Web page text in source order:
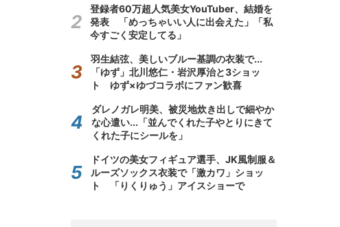
登録者60万超人気美女YouTuber、結婚を
発表 「めっちゃいい人に出会えた」「私
今すごく安定してる」
羽生結弦、美しいブルー基調の衣装で...
「ゆず」北川悠仁・岩沢厚治と3ショッ
ト ゆず×ゆづコラボにファン歓喜
ダレノガレ明美、被災地炊き出しで細やか
な心遣い...「並んでくれた子やとりにきて
くれた子にシールを」
ドイツの美女フィギュア選手、JK風制服＆
ルーズソックス衣装で「激カワ」ショッ
ト 「りくりゅう」アイスショーで